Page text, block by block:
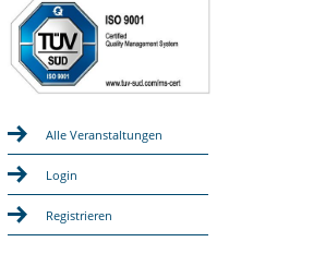
Alle Veranstaltungen
Login
Registrieren